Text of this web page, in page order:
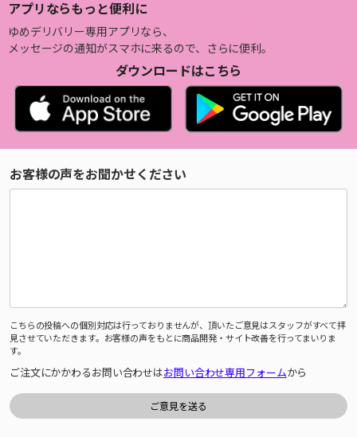
アプリならもっと便利に
ゆめデリバリー専用アプリなら、
メッセージの通知がスマホに来るので、さらに便利。
ダウンロードはこちら
お客様の声をお聞かせください
こちらの投稿への個別対応は行っておりませんが、頂いたご意見はスタッフがすべて拝
見させていただきます。お客様の声をもとに商品開発・サイト改善を行ってまいりま
す。
ご注文にかかわるお問い合わせはお問い合わせ専用フォームから